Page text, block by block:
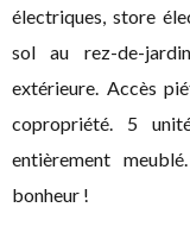
électriques, store
sol au rez-de-
extérieure. Accès
copropriété. 5
entièrement
bonheur !